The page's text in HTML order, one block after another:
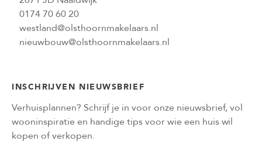
0174 70 60 20
westland@olsthoornmakelaars.nl
nieuwbouw@olsthoornmakelaars.nl
INSCHRIJVEN NIEUWSBRIEF
Verhuisplannen? Schrijf je in voor onze nieuwsbrief, vol
wooninspiratie en handige tips voor wie een huis wil
kopen of verkopen.